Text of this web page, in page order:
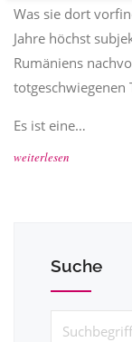
Was sie dort
Jahre höchst
Rumäniens
totgeschwiegenen
Es ist eine…
weiterlesen
Suche